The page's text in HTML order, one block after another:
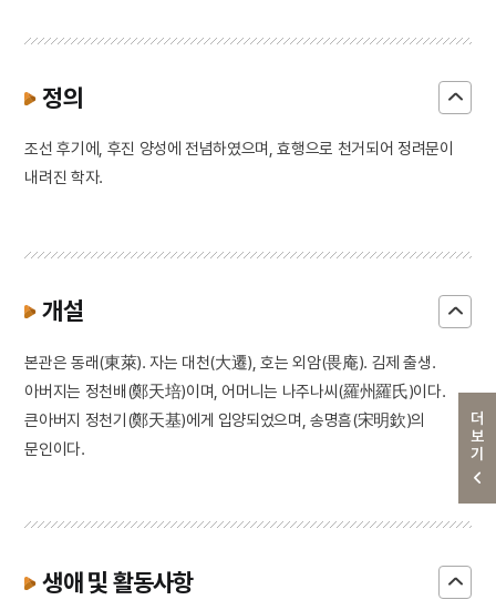
더보기
정의
조선 후기에, 후진 양성에 전념하였으며, 효행으로 천거되어 정려문이
내려진 학자.
개설
본관은 동래(東萊). 자는 대천(大遷), 호는 외암(畏庵). 김제 출생.
아버지는 정천배(鄭天培)이며, 어머니는 나주나씨(羅州羅氏)이다.
큰아버지 정천기(鄭天基)에게 입양되었으며, 송명흠(宋明欽)의
문인이다.
생애 및 활동사항